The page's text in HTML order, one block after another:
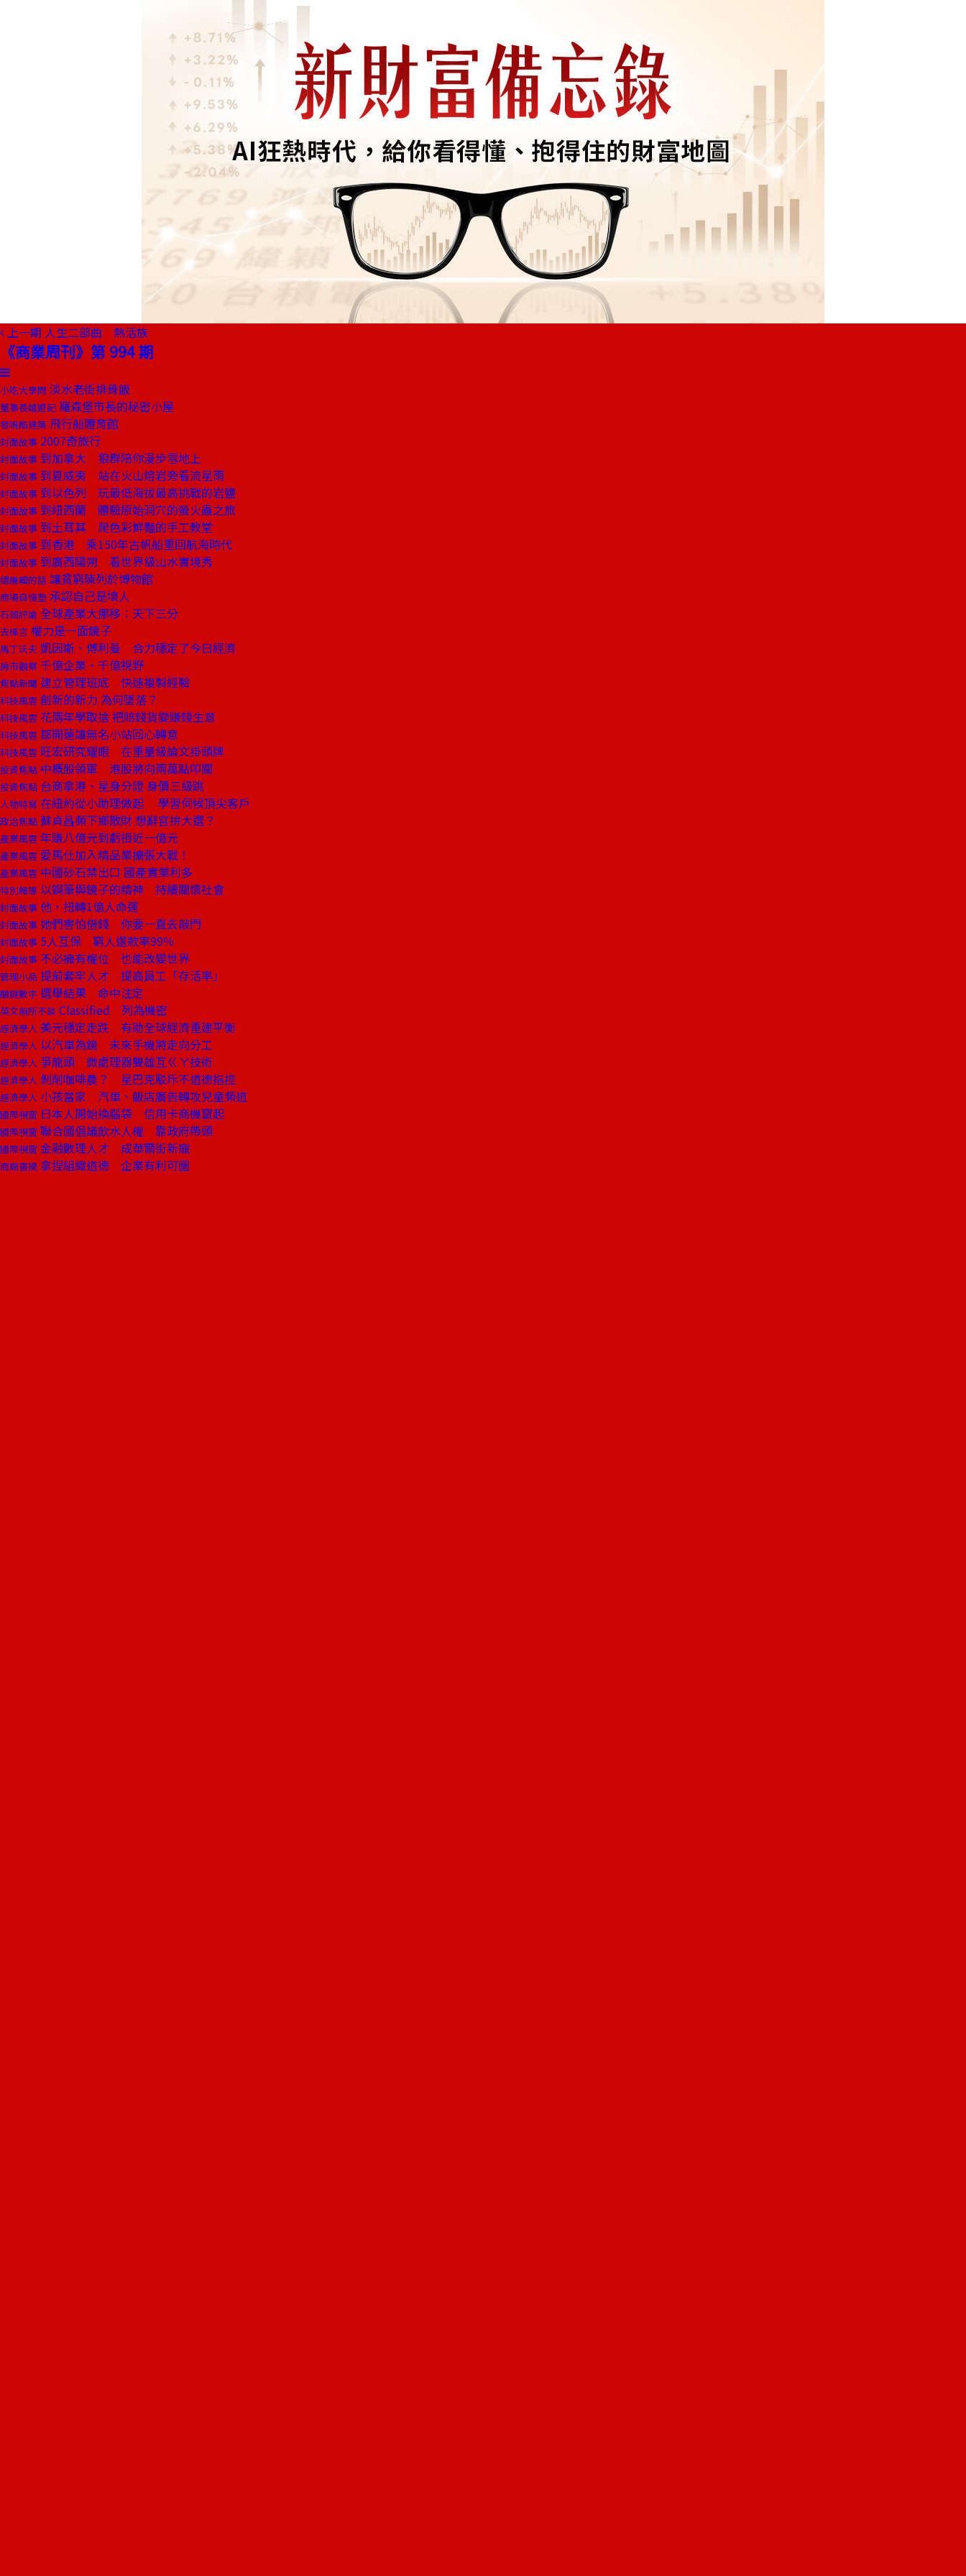
上一期 人生二部曲 熱活族
《商業周刊》第 994 期
小吃大學問 淡水老街排骨飯
董事長嬉遊記 羅森堡市長的秘密小屋
發現酷建築 飛行船體育館
封面故事 2007奇旅行
封面故事 到加拿大 狼群陪你漫步雪地上
封面故事 到夏威夷 站在火山熔岩旁看流星雨
封面故事 到以色列 玩最低海拔最高挑戰的岩鹽
封面故事 到紐西蘭 體驗原始洞穴的螢火蟲之旅
封面故事 到土耳其 爬色彩鮮豔的手工教堂
封面故事 到香港 乘150年古帆船重回航海時代
封面故事 到廣西陽朔 看世界級山水實境秀
總編輯的話 讓貧窮陳列於博物館
商場自慢塾 承認自己是壞人
石頭評論 全球產業大挪移：天下三分
去梯言 權力是一面鏡子
馬丁沃夫 凱因斯、傅利曼 合力穩定了今日經濟
房市觀察 千億企業‧千億視野
焦點新聞 建立管理班底 快速複製經驗
科技風雲 創新的新力 為何墜落？
科技風雲 花兩年學取捨 把賠錢貨變賺錢生意
科技風雲 鄒開蓮讓無名小站回心轉意
科技風雲 旺宏研究耀眼 在重量級論文掛頭牌
投資焦點 中概股領軍 港股將向兩萬點叩關
投資焦點 台商拿港、星身分證 身價三級跳
人物特寫 在紐約從小助理做起 學習伺候頂尖客戶
政治焦點 蘇貞昌頻下鄉散財 想辭官拚大選？
產業風雲 年賺八億元到虧損近一億元
產業風雲 愛馬仕加入精品業擴張大戰！
產業風雲 中國砂石禁出口 國產實業利多
特別報導 以鋼筆與鏡子的精神 持續關懷社會
封面故事 他，扭轉1億人命運
封面故事 她們害怕借錢 你要一直去敲門
封面故事 5人互保 窮人還款率99％
封面故事 不必擁有權位 也能改變世界
管理小品 提前套牢人才 提高員工「存活率」
關鍵數字 選舉結果 命中注定
英文無所不談 Classified 列為機密
經濟學人 美元穩定走跌 有助全球經濟重建平衡
經濟學人 以汽車為鏡 未來手機將走向分工
經濟學人 爭龍頭 微處理器雙雄互ㄍㄚ技術
經濟學人 剝削咖啡農？ 星巴克駁斥不道德指控
經濟學人 小孩當家 汽車、飯店廣告轉攻兒童頻道
國際視窗 日本人開始換腦袋 信用卡商機竄起
國際視窗 聯合國倡議飲水人權 靠政府帶頭
國際視窗 金融數理人才 成華爾街新寵
商周書摘 拿捏組織道德 企業有利可圖